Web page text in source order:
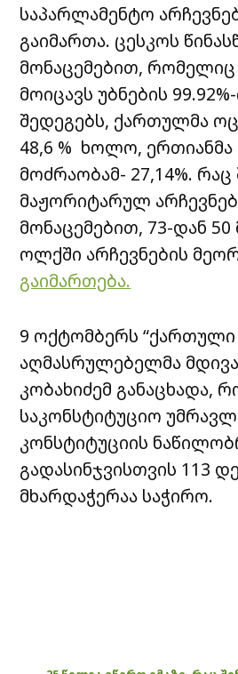
საპარლამენტო
გაიმართა. ცესკოს
მონაცემებით, რომელიც
მოიცავს უბნების
შედეგებს, ქართულმა
48,6 % ხოლო,
მოძრაობამ- 27,14%. რაც
მაჟორიტარულ
მონაცემებით, 73-დან
ოლქში არჩევნების
გაიმართება.
9 ოქტომბერს “ქართული
აღმასრულებელმა
კობახიძემ განაცხადა,
საკონსტიტუციო
კონსტიტუციის
გადასინჯვისთვის 113
მხარდაჭერაა საჭირო.